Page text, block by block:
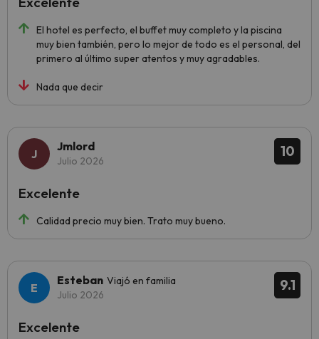
El hotel es perfecto, el buffet muy completo y la piscina
muy bien también, pero lo mejor de todo es el personal, del
primero al último super atentos y muy agradables.
Nada que decir
10
Jmlord
Julio 2026
Calidad precio muy bien. Trato muy bueno.
Excelente
9.1
Esteban Viajó en familia
Julio 2026
Excelente